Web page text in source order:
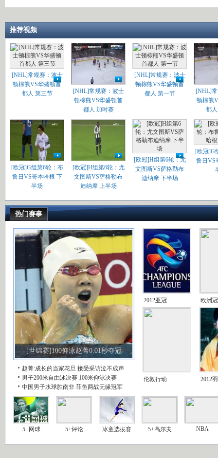
推荐视频
[NHL]常规赛：波士
顿棕熊VS华盛顿首
都人 第三节
[NHL]常规赛：波士
顿棕熊VS华盛顿首
都人 加时赛
[NHL]常规赛：波士
顿棕熊VS华盛顿首
都人 第一节
[NHL]
顿棕熊
都
[欧冠]G组第6轮：布
鲁日VS哥本哈根 下
半场
[欧冠]H组第6轮：尤
文图斯VS萨格勒布
迪纳摩 上半场
[欧冠]H组第6轮：尤
文图斯VS萨格勒布
迪纳摩 下半场
[欧冠]G
鲁日VS
热门赛事
[世锦赛]100仰泳赵菁0.01秒夺冠
赵菁:成长的当家花旦 接受采访泣不成声
男子200米自由泳决赛 100米仰泳决赛
中国男子水球胜南非 菲鱼两战无缘冠军
2012亚冠 欧洲
伦敦行动 2012
5+网球 5+评论 冰童选拔赛 5+高尔夫 NBA